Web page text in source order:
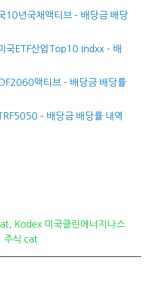
10년국채액티브 – 배당금 배당
국ETF산업Top10 Indxx – 배
액티브 – 배당금 배당률
– 배당금 배당률 내역
Kodex 미국클린에너지나스
주식 cat